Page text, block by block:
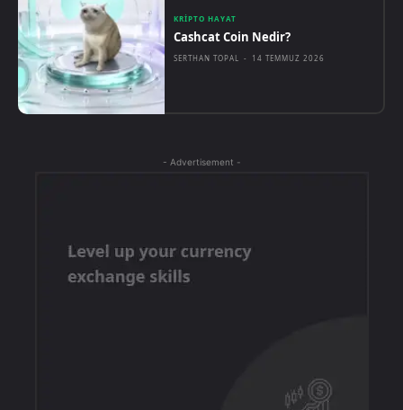
KRIPTO HAYAT
Cashcat Coin Nedir?
SERTHAN TOPAL - 14 TEMMUZ 2026
- Advertisement -